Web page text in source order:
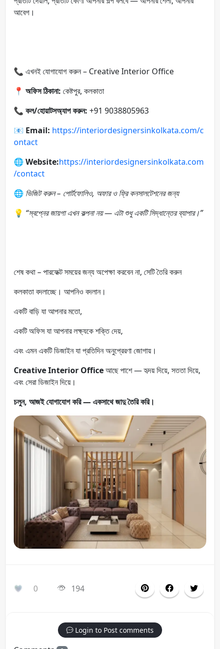
আবেগ।
📞 এখনই যোগাযোগ করুন – Creative Interior Office
📍 অফিস ঠিকানা: কেষ্টপুর, কলকাতা
📞 কল/হোয়াটসঅ্যাপ করুন: +91 9038805963
📧 Email: https://interiordesignersinkolkata.com/c
ontact
🌐 Website:https://interiordesignersinkolkata.com
/contact
🌐 ভিজিট করুন – পোর্টফোলিও, অফার ও ফ্রি কনসালটেশনের জন্য
💡 “স্বপ্নের জায়গা এখন কল্পনা নয় — এটা শুধু একটি সিদ্ধান্তের ব্যাপার।”
শেষ কথা – পারফেক্ট সময়ের জন্য অপেক্ষা করবেন না, সেটি তৈরি করুন
কলকাতা বদলাচ্ছে। আপনিও বদলান।
একটি বাড়ি যা আপনার মতো,
একটি অফিস যা আপনার লক্ষ্যকে শক্তি দেয়,
এবং এমন একটি ডিজাইন যা প্রতিদিন অনুপ্রেরণা জোগায়।
Creative Interior Officeআছে পাশে — হৃদয় দিয়ে, সততা দিয়ে,
এবং সেরা ডিজাইন দিয়ে।
চলুন, আজই যোগাযোগ করি — একসাথে জাদু তৈরি করি।
0 194
Login to Post comments